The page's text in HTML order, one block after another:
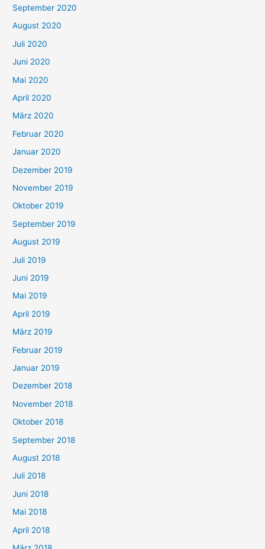
September 2020
August 2020
Juli 2020
Juni 2020
Mai 2020
April 2020
März 2020
Februar 2020
Januar 2020
Dezember 2019
November 2019
Oktober 2019
September 2019
August 2019
Juli 2019
Juni 2019
Mai 2019
April 2019
März 2019
Februar 2019
Januar 2019
Dezember 2018
November 2018
Oktober 2018
September 2018
August 2018
Juli 2018
Juni 2018
Mai 2018
April 2018